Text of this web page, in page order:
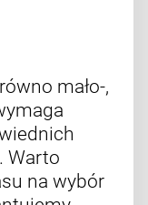
mało-,
Warto
na wybór